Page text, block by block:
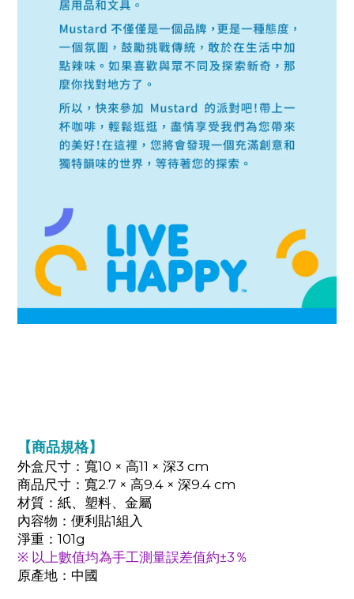
【商品規格】
外盒尺寸：寬10 × 高11 × 深3 cm
商品尺寸：寬2.7 × 高9.4 × 深9.4 cm
材質：紙、塑料、金屬
內容物：便利貼1組入
淨重：101g
※ 以上數值均為手工測量誤差值約±3％
原產地：中國